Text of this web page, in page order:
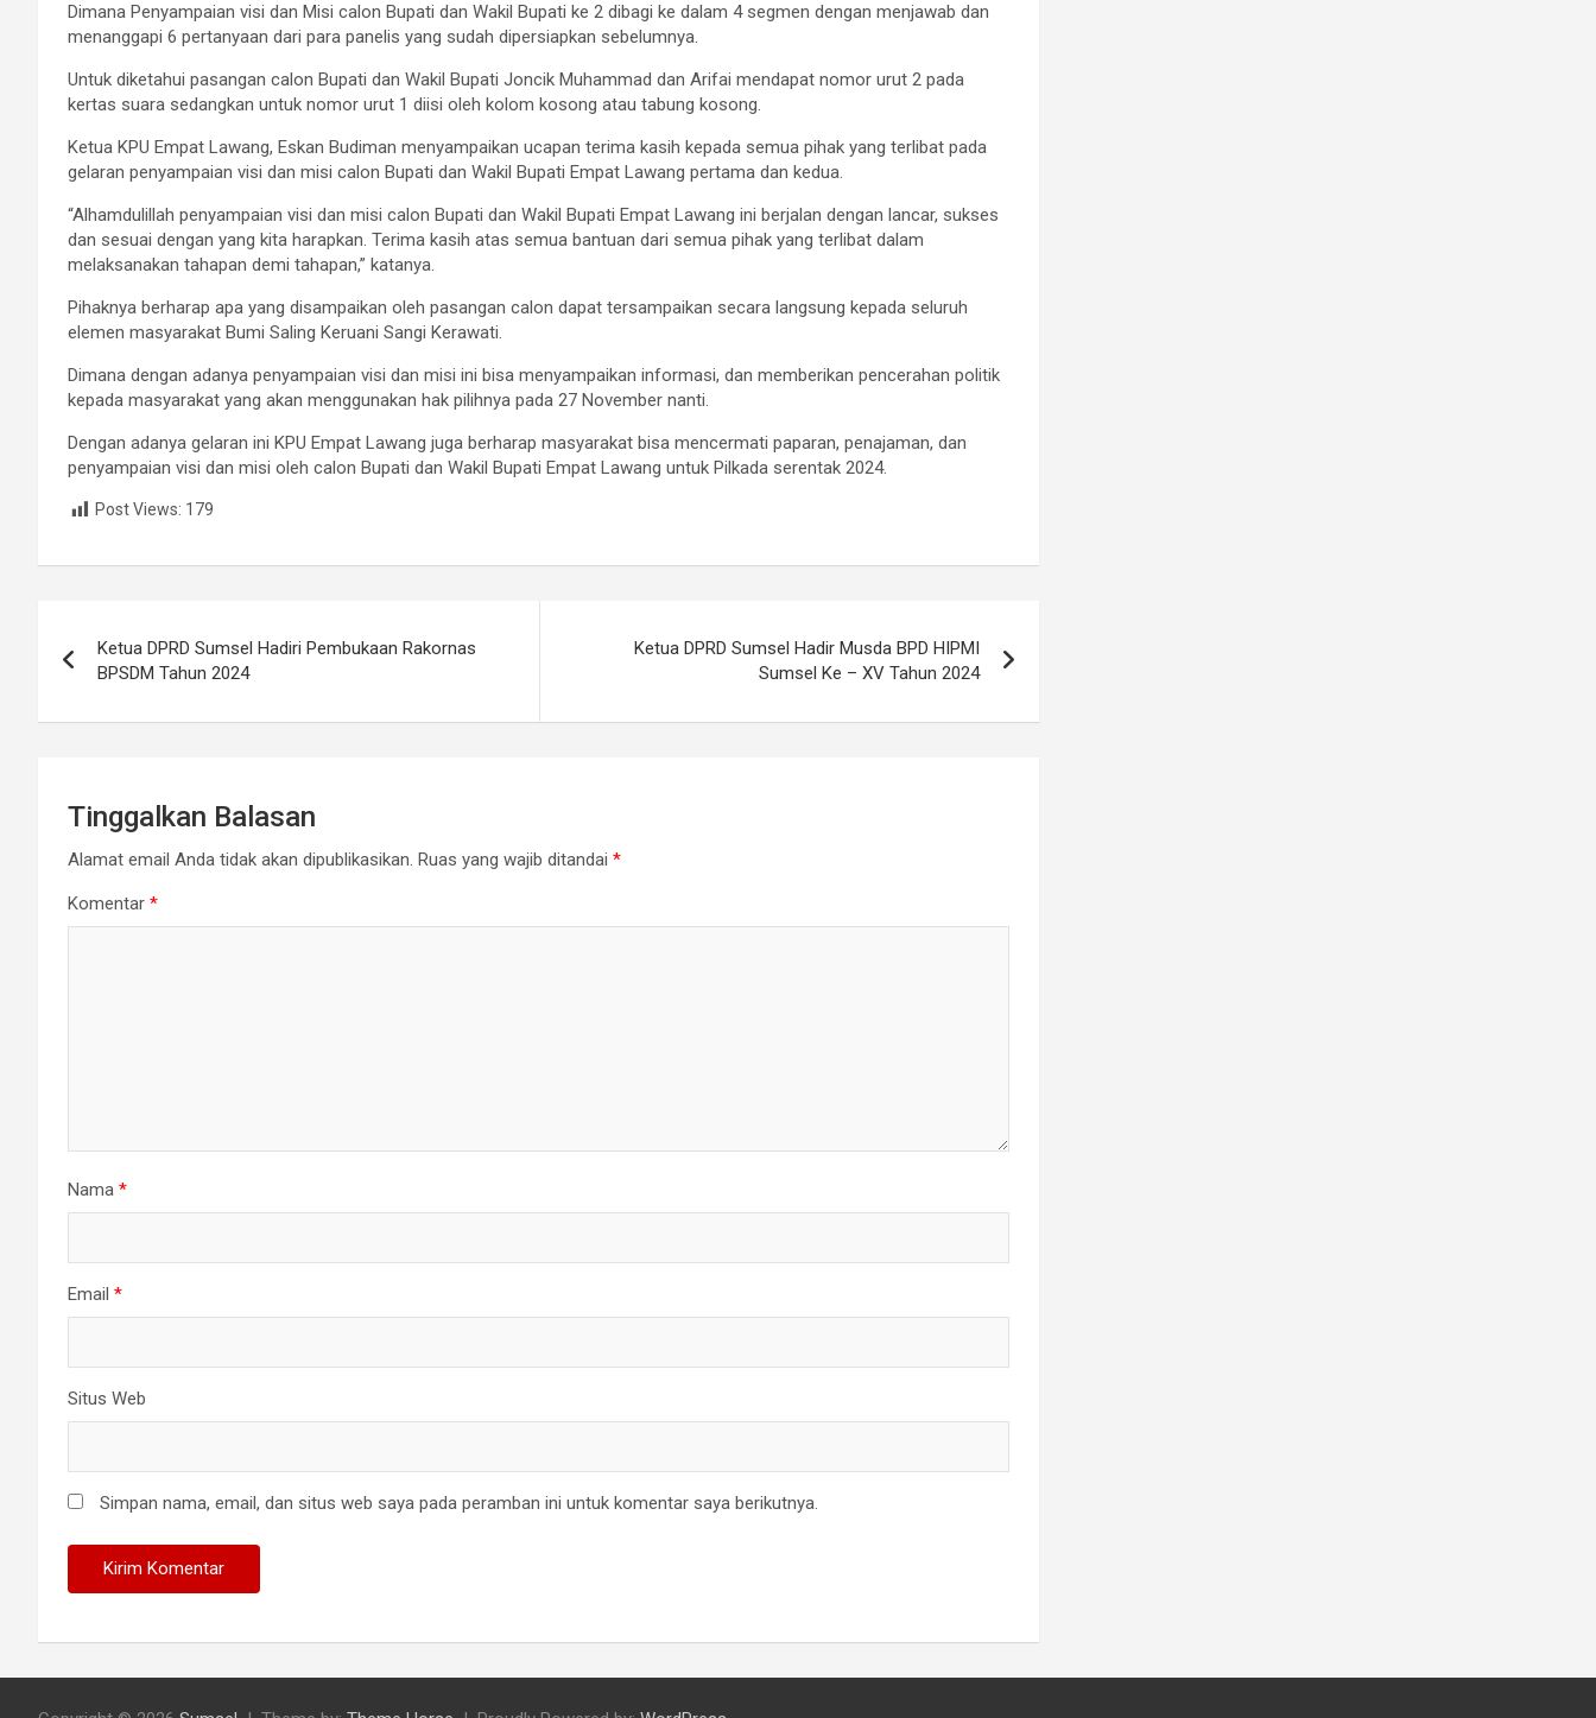
Dimana Penyampaian visi dan Misi calon Bupati dan Wakil Bupati ke 2 dibagi ke dalam 4 segmen dengan menjawab dan
menanggapi 6 pertanyaan dari para panelis yang sudah dipersiapkan sebelumnya.
Untuk diketahui pasangan calon Bupati dan Wakil Bupati Joncik Muhammad dan Arifai mendapat nomor urut 2 pada
kertas suara sedangkan untuk nomor urut 1 diisi oleh kolom kosong atau tabung kosong.
Ketua KPU Empat Lawang, Eskan Budiman menyampaikan ucapan terima kasih kepada semua pihak yang terlibat pada
gelaran penyampaian visi dan misi calon Bupati dan Wakil Bupati Empat Lawang pertama dan kedua.
“Alhamdulillah penyampaian visi dan misi calon Bupati dan Wakil Bupati Empat Lawang ini berjalan dengan lancar, sukses
dan sesuai dengan yang kita harapkan. Terima kasih atas semua bantuan dari semua pihak yang terlibat dalam
melaksanakan tahapan demi tahapan,” katanya.
Pihaknya berharap apa yang disampaikan oleh pasangan calon dapat tersampaikan secara langsung kepada seluruh
elemen masyarakat Bumi Saling Keruani Sangi Kerawati.
Dimana dengan adanya penyampaian visi dan misi ini bisa menyampaikan informasi, dan memberikan pencerahan politik
kepada masyarakat yang akan menggunakan hak pilihnya pada 27 November nanti.
Dengan adanya gelaran ini KPU Empat Lawang juga berharap masyarakat bisa mencermati paparan, penajaman, dan
penyampaian visi dan misi oleh calon Bupati dan Wakil Bupati Empat Lawang untuk Pilkada serentak 2024.
Post Views: 179
pos
Ketua DPRD Sumsel Hadiri Pembukaan Rakornas
BPSDM Tahun 2024
Ketua DPRD Sumsel Hadir Musda BPD HIPMI
Sumsel Ke – XV Tahun 2024
Tinggalkan Balasan
Alamat email Anda tidak akan dipublikasikan. Ruas yang wajib ditandai *
Komentar *
Nama *
Email *
Situs Web
Simpan nama, email, dan situs web saya pada peramban ini untuk komentar saya berikutnya.